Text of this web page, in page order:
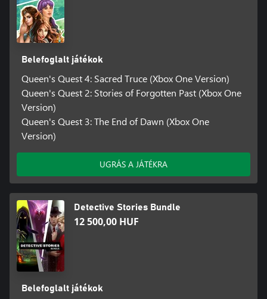
Belefoglalt játékok
Queen's Quest 4: Sacred Truce (Xbox One Version)
Queen's Quest 2: Stories of Forgotten Past (Xbox One
Version)
Queen's Quest 3: The End of Dawn (Xbox One
Version)
UGRÁS A JÁTÉKRA
Detective Stories Bundle
12 500,00 HUF
Belefoglalt játékok